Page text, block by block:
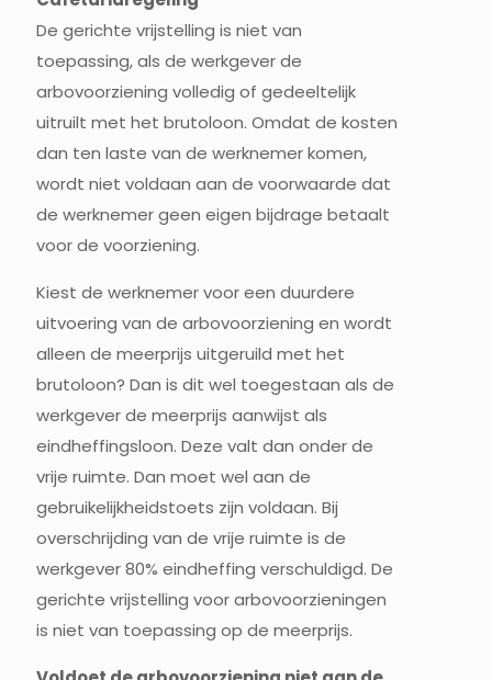
De gerichte vrijstelling is niet van
toepassing, als de werkgever de
arbovoorziening volledig of gedeeltelijk
uitruilt met het brutoloon. Omdat de kosten
dan ten laste van de werknemer komen,
wordt niet voldaan aan de voorwaarde dat
de werknemer geen eigen bijdrage betaalt
voor de voorziening.
Kiest de werknemer voor een duurdere
uitvoering van de arbovoorziening en wordt
alleen de meerprijs uitgeruild met het
brutoloon? Dan is dit wel toegestaan als de
werkgever de meerprijs aanwijst als
eindheffingsloon. Deze valt dan onder de
vrije ruimte. Dan moet wel aan de
gebruikelijkheidstoets zijn voldaan. Bij
overschrijding van de vrije ruimte is de
werkgever 80% eindheffing verschuldigd. De
gerichte vrijstelling voor arbovoorzieningen
is niet van toepassing op de meerprijs.